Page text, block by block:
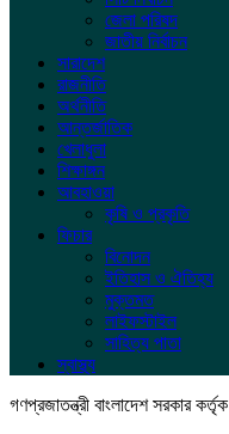
জেলা পরিষদ
জাতীয় নির্বাচন
সারাদেশ
রাজনীতি
অর্থনীতি
আন্তর্জাতিক
খেলাধুলা
শিক্ষাঙ্গন
আবহাওয়া
কৃষি ও প্রকৃতি
ফিচার
বিনোদন
ইতিহাস ও ঐতিহ্য
মুক্তমত
লাইফস্টাইল
সাহিত্য পাতা
স্বাস্থ্য
গণপ্রজাতন্ত্রী বাংলাদেশ সরকার